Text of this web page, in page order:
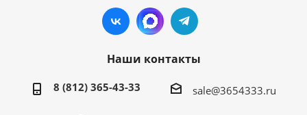
Наши контакты
8 (812) 365-43-33 sale@3654333.ru